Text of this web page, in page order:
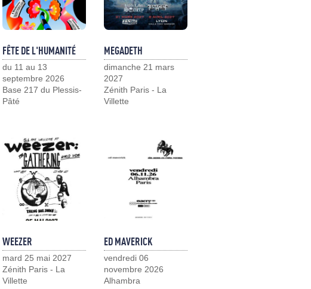
FÊTE DE L'HUMANITÉ
du 11 au 13
septembre 2026
Base 217 du Plessis-
Pâté
MEGADETH
dimanche 21 mars
2027
Zénith Paris - La
Villette
WEEZER
mard 25 mai 2027
Zénith Paris - La
Villette
ED MAVERICK
vendredi 06
novembre 2026
Alhambra